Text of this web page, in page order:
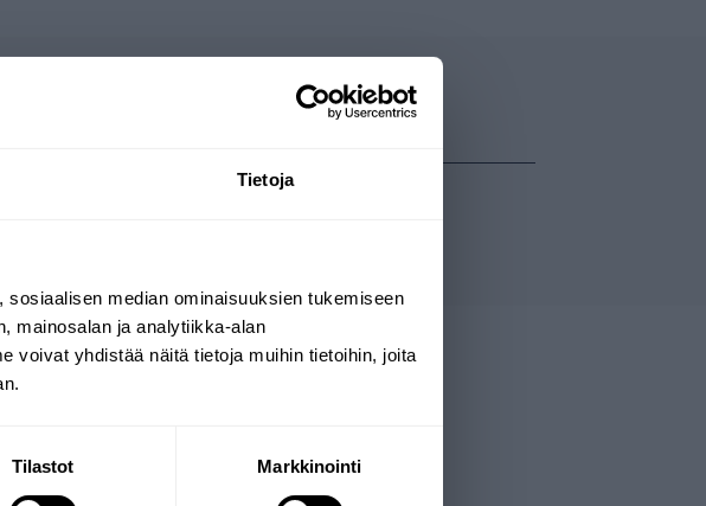
Tietoja
median ominaisuuksien tukemiseen
mainosalan ja analytiikka-alan
voivat yhdistää näitä tietoja muihin tietoihin, joita
Tilastot Markkinointi